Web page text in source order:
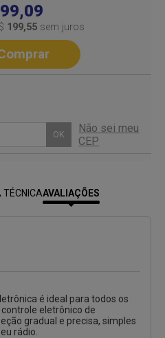
199,55 sem juros
OK
Não sei meu
CEP
TÉCNICAAVALIAÇÕES
é ideal para todos os
eletrônico de
gradual e precisa, simples
rádio.